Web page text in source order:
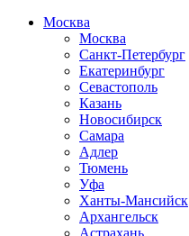
Москва
Москва
Санкт-Петербург
Екатеринбург
Севастополь
Казань
Новосибирск
Самара
Адлер
Тюмень
Уфа
Ханты-Мансийск
Архангельск
Астрахань